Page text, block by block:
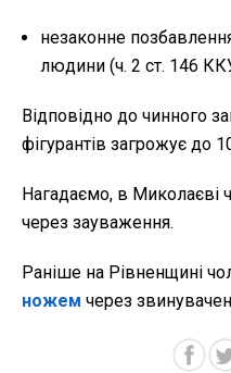
незаконне
людини (ч. 2 ст. 146
Відповідно до чинного
фігурантів загрожує до
Нагадаємо, в Миколаєві
через зауваження.
Раніше на Рівненщині
ножем через